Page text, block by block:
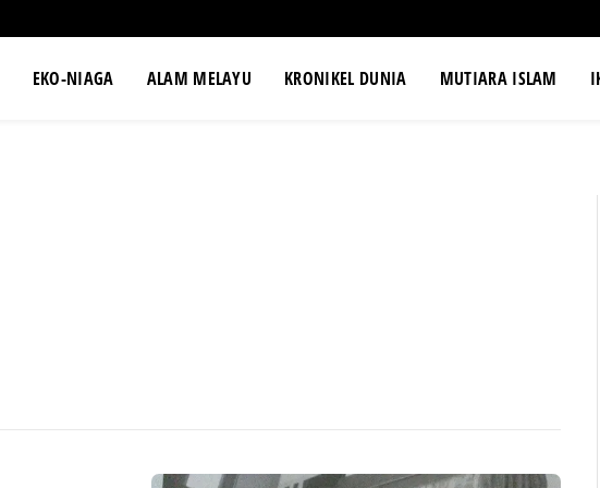
EKO-NIAGA ALAM MELAYU KRONIKEL DUNIA MUTIARA ISLAM